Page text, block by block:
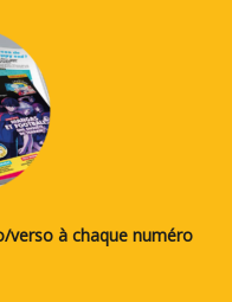
verso à chaque numéro